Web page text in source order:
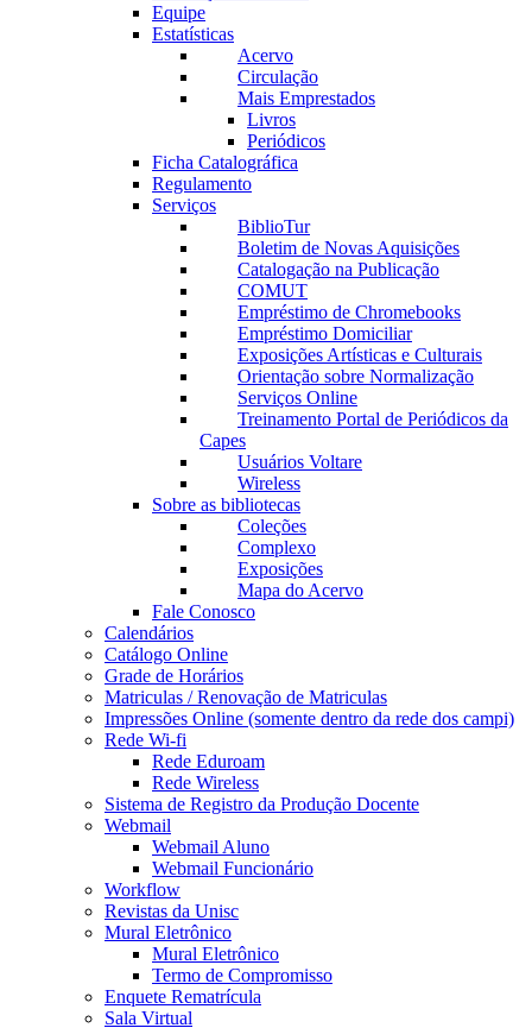
Equipe
Estatísticas
Acervo
Circulação
Mais Emprestados
Livros
Periódicos
Ficha Catalográfica
Regulamento
Serviços
BiblioTur
Boletim de Novas Aquisições
Catalogação na Publicação
COMUT
Empréstimo de Chromebooks
Empréstimo Domiciliar
Exposições Artísticas e Culturais
Orientação sobre Normalização
Serviços Online
Treinamento Portal de Periódicos da
Capes
Usuários Voltare
Wireless
Sobre as bibliotecas
Coleções
Complexo
Exposições
Mapa do Acervo
Fale Conosco
Calendários
Catálogo Online
Grade de Horários
Matriculas / Renovação de Matriculas
Impressões Online (somente dentro da rede dos campi)
Rede Wi-fi
Rede Eduroam
Rede Wireless
Sistema de Registro da Produção Docente
Webmail
Webmail Aluno
Webmail Funcionário
Workflow
Revistas da Unisc
Mural Eletrônico
Mural Eletrônico
Termo de Compromisso
Enquete Rematrícula
Sala Virtual